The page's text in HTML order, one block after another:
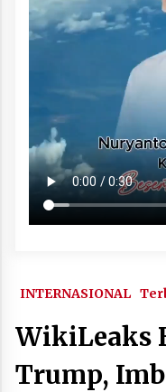
INTERNASIONAL
WikiLeaks
Trump,